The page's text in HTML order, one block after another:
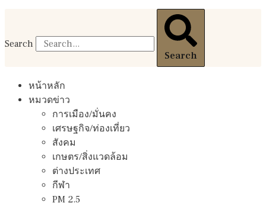
Search
Search
หน้าหลัก
หมวดข่าว
การเมือง/มั่นคง
เศรษฐกิจ/ท่องเที่ยว
สังคม
เกษตร/สิ่งแวดล้อม
ต่างประเทศ
กีฬา
PM 2.5